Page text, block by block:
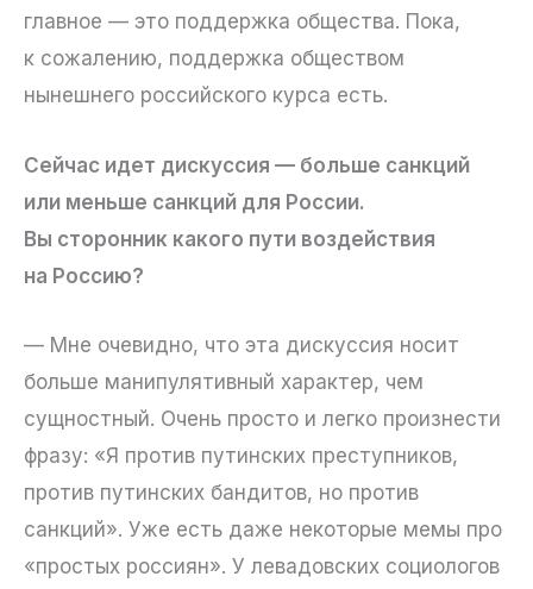
главное — это поддержка общества. Пока,
к сожалению, поддержка обществом
нынешнего российского курса есть.
Сейчас идет дискуссия — больше санкций
или меньше санкций для России.
Вы сторонник какого пути воздействия
на Россию?
— Мне очевидно, что эта дискуссия носит
больше манипулятивный характер, чем
сущностный. Очень просто и легко произнести
фразу: «Я против путинских преступников,
против путинских бандитов, но против
санкций». Уже есть даже некоторые мемы про
«простых россиян». У левадовских социологов